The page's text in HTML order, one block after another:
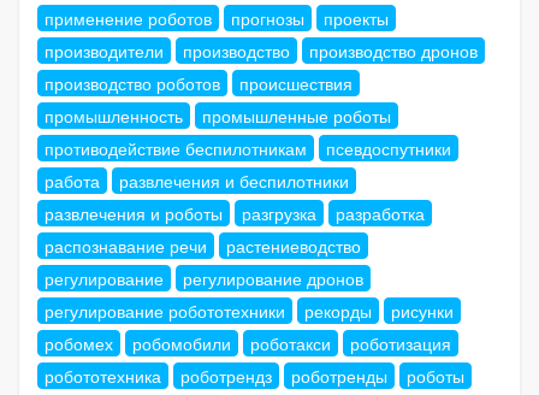
применение роботов
прогнозы
проекты
производители
производство
производство дронов
производство роботов
происшествия
промышленность
промышленные роботы
противодействие беспилотникам
псевдоспутники
работа
развлечения и беспилотники
развлечения и роботы
разгрузка
разработка
распознавание речи
растениеводство
регулирование
регулирование дронов
регулирование робототехники
рекорды
рисунки
робомех
робомобили роботакси
роботизация
робототехника
роботрендз роботренды
роботы